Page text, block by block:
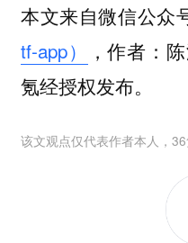
本文来自微信公众
tf-app）
，作者：
氪经授权发布。
该文观点仅代表作者本人，